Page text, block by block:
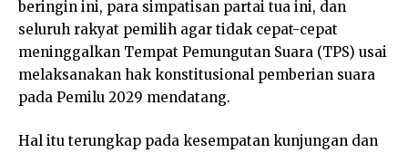
beringin ini, para simpatisan partai tua ini, dan
seluruh rakyat pemilih agar tidak cepat-cepat
meninggalkan Tempat Pemungutan Suara (TPS) usai
melaksanakan hak konstitusional pemberian suara
pada Pemilu 2029 mendatang.
Hal itu terungkap pada kesempatan kunjungan dan